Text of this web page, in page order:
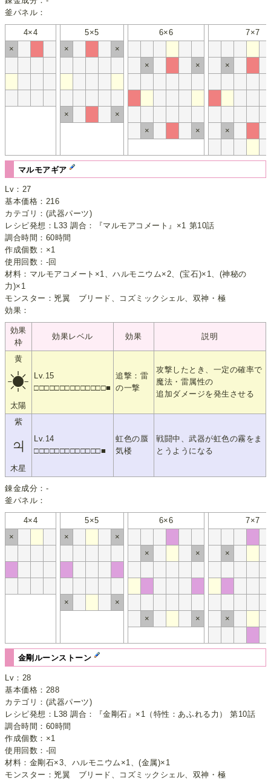
釜パネル：
4×4 5×5 6×6
7×7
×
×
×
×
× ×
×
×
×
× ×
マルモアギア
Lv：27
基本価格：216
カテゴリ：(武器パーツ)
レシピ発想：L33 調合：『マルモアコメート』×1 第10話
調合時間：60時間
作成個数：×1
使用回数：-回
材料：マルモアコメート×1、ハルモニウム×2、(宝石)×1、(神秘の
力)×1
モンスター：兇翼 ブリード、コズミックシェル、双神・極
効果：
効果
枠
効果レベル 効果 説明
黄
☀
太陽
Lv.15
□□□□□□□□□□□□□□■
追撃：雷
の一撃
攻撃したとき、一定の確率で
魔法・雷属性の
追加ダメージを発生させる
紫
♃
木星
Lv.14
□□□□□□□□□□□□□■
虹色の蜃
気楼
戦闘中、武器が虹色の霧をま
とうようになる
錬金成分：-
釜パネル：
4×4 5×5 6×6
7×7
×
×
×
×
× ×
×
×
×
× ×
金剛ルーンストーン
Lv：28
基本価格：288
カテゴリ：(武器パーツ)
レシピ発想：L38 調合：『金剛石』×1（特性：あふれる力） 第10話
調合時間：60時間
作成個数：×1
使用回数：-回
材料：金剛石×3、ハルモニウム×1、(金属)×1
モンスター：兇翼 ブリード、コズミックシェル、双神・極